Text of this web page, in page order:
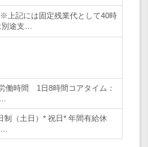
※上記には固定残業代として40時
途支…
働時間 1日8時間コアタイム：
制（土日）* 祝日* 年間有給休